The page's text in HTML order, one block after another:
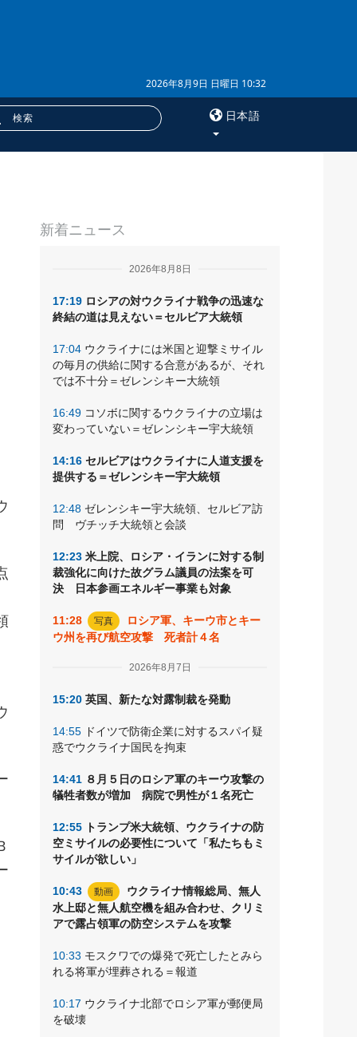
2026年8月9日 日曜日 10:32
日本語
購読
新着ニュース
2026年8月8日
17:19 ロシアの対ウクライナ戦争の迅速な
終結の道は見えない＝セルビア大統領
17:04 ウクライナには米国と迎撃ミサイル
の毎月の供給に関する合意があるが、それ
では不十分＝ゼレンシキー大統領
16:49 コソボに関するウクライナの立場は
変わっていない＝ゼレンシキー宇大統領
14:16 セルビアはウクライナに人道支援を
提供する＝ゼレンシキー宇大統領
12:48 ゼレンシキー宇大統領、セルビア訪
問 ヴチッチ大統領と会談
12:23 米上院、ロシア・イランに対する制
裁強化に向けた故グラム議員の法案を可
決 日本参画エネルギー事業も対象
11:28 写真
ロシア軍、キーウ市とキー
ウ州を再び航空攻撃 死者計４名
2026年8月7日
15:20 英国、新たな対露制裁を発動
14:55 ドイツで防衛企業に対するスパイ疑
惑でウクライナ国民を拘束
14:41 ８月５日のロシア軍のキーウ攻撃の
犠牲者数が増加 病院で男性が１名死亡
12:55 トランプ米大統領、ウクライナの防
空ミサイルの必要性について「私たちもミ
サイルが欲しい」
10:43 動画
ウクライナ情報総局、無人
水上邸と無人航空機を組み合わせ、クリミ
アで露占領軍の防空システムを攻撃
10:33 モスクワでの爆発で死亡したとみら
れる将軍が埋葬される＝報道
10:17 ウクライナ北部でロシア軍が郵便局
を破壊